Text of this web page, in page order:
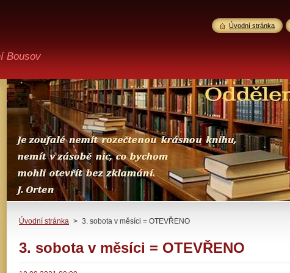
Bousov
Úvodní stránka > 3. sobota v měsíci = OTEVŘENO
3. sobota v měsíci = OTEVŘENO
Úvodní stránka